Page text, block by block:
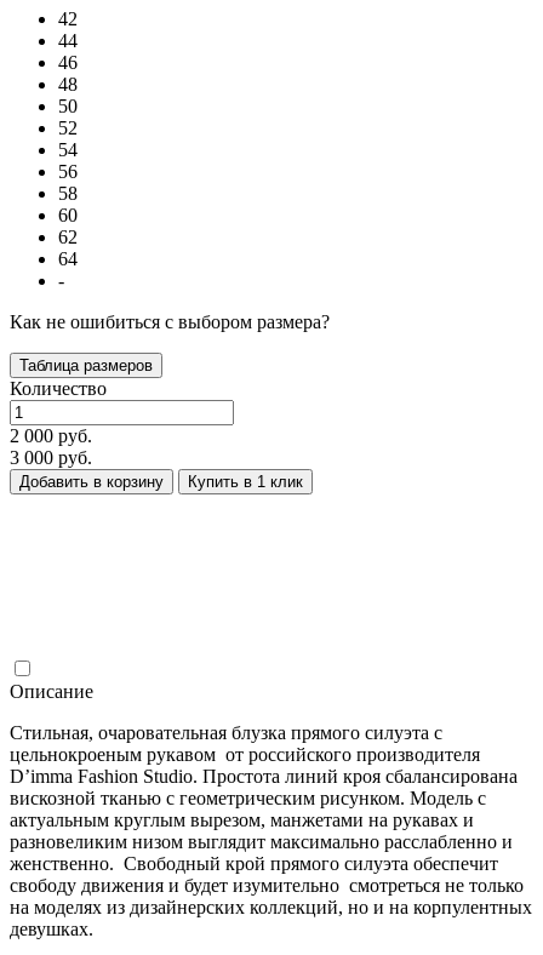
42
44
46
48
50
52
54
56
58
60
62
64
-
Как не ошибиться с выбором размера?
Таблица размеров
Количество
2 000 руб.
3 000 руб.
Добавить в корзину Купить в 1 клик
Описание
Стильная, очаровательная блузка прямого силуэта с
цельнокроеным рукавом от российского производителя
D’imma Fashion Studio. Простота линий кроя сбалансирована
вискозной тканью с геометрическим рисунком. Модель с
актуальным круглым вырезом, манжетами на рукавах и
разновеликим низом выглядит максимально расслабленно и
женственно. Свободный крой прямого силуэта обеспечит
свободу движения и будет изумительно смотреться не только
на моделях из дизайнерских коллекций, но и на корпулентных
девушках.